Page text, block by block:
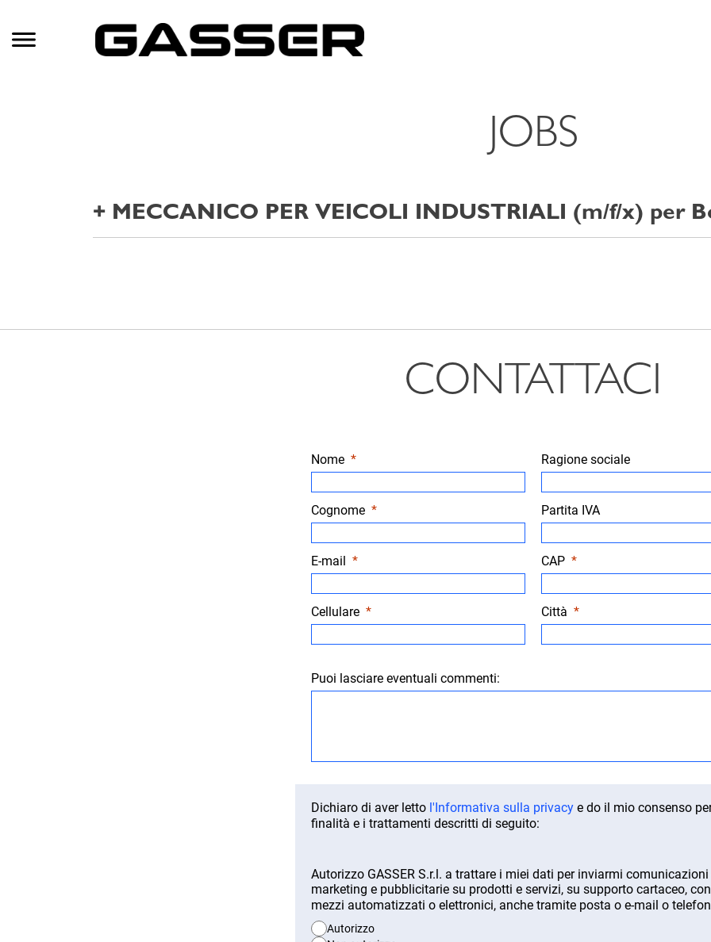
JOBS
+ MECCANICO PER VEICOLI INDUSTRIALI (m/f/x) per
Entusiasmo per la tecnologia dei camion
Determinazione del fabbisogno di ricambi
Manutenzione e riparazione dei veicoli dei clienti
Collaudazione, trasformazione e regolazione di autotelai
Un'azienda innovativa e moderna che fa da pioniere con i suoi marchi nella trazione
Opportunità di formazione continua
Prospettive di lavoro a lungo termine
Pianificazione flessibile delle ferie
Lo stipendio effettivo verrà concordato individualmente durante un colloquio personale.
markus.stofner@gassersrl.it
CONTATTACI
Nome
Cognome
E-mail
Cellulare
Ragione sociale
Partita IVA
CAP
Città
Puoi lasciare eventuali commenti:
Dichiaro di aver letto l'Informativa sulla privacy e do il mio consenso
finalità e i trattamenti descritti di seguito:
Autorizzo GASSER S.r.l. a trattare i miei dati per inviarmi comunicazioni
marketing e pubblicitarie su prodotti e servizi, su supporto cartaceo, con
mezzi automatizzati o elettronici, anche tramite posta o e-mail o
Autorizzo